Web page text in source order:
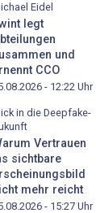
Eidel
legt
und
CCO
- 12:22 Uhr
in die Deepfake-
Vertrauen
sichtbare
mehr reicht
- 15:27 Uhr